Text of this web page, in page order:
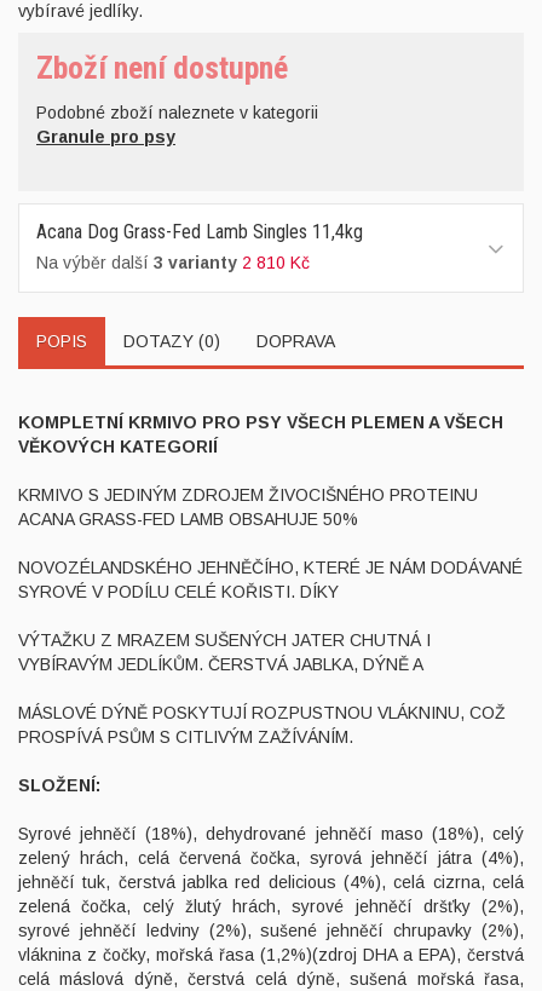
vybíravé jedlíky.
Zboží není dostupné
Podobné zboží naleznete v kategorii
Granule pro psy
Acana Dog Grass-Fed Lamb Singles 11,4kg
Na výběr další 3 varianty 2 810 Kč
POPIS DOTAZY (0) DOPRAVA
KOMPLETNÍ KRMIVO PRO PSY VŠECH PLEMEN A VŠECH
VĚKOVÝCH KATEGORIÍ
KRMIVO S JEDINÝM ZDROJEM ŽIVOCIŠNÉHO PROTEINU
ACANA GRASS-FED LAMB OBSAHUJE 50%
NOVOZÉLANDSKÉHO JEHNĚČÍHO, KTERÉ JE NÁM DODÁVANÉ
SYROVÉ V PODÍLU CELÉ KOŘISTI. DÍKY
VÝTAŽKU Z MRAZEM SUŠENÝCH JATER CHUTNÁ I
VYBÍRAVÝM JEDLÍKŮM. ČERSTVÁ JABLKA, DÝNĚ A
MÁSLOVÉ DÝNĚ POSKYTUJÍ ROZPUSTNOU VLÁKNINU, COŽ
PROSPÍVÁ PSŮM S CITLIVÝM ZAŽÍVÁNÍM.
SLOŽENÍ:
Syrové jehněčí (18%), dehydrované jehněčí maso (18%), celý
zelený hrách, celá červená čočka, syrová jehněčí játra (4%),
jehněčí tuk, čerstvá jablka red delicious (4%), celá cizrna, celá
zelená čočka, celý žlutý hrách, syrové jehněčí dršťky (2%),
syrové jehněčí ledviny (2%), sušené jehněčí chrupavky (2%),
vláknina z čočky, mořská řasa (1,2%)(zdroj DHA a EPA), čerstvá
celá máslová dýně, čerstvá celá dýně, sušená mořská řasa,